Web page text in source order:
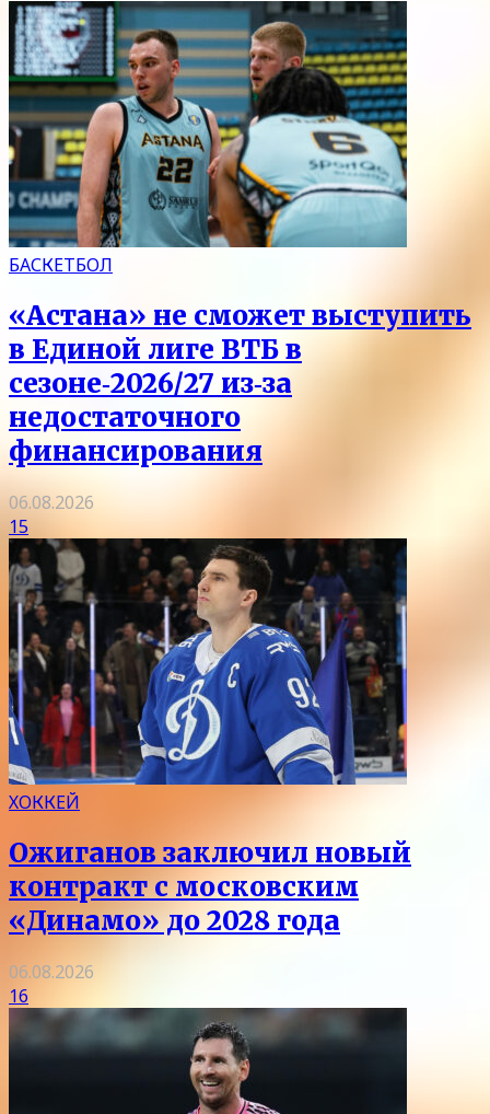
БАСКЕТБОЛ
«Астана» не сможет выступить
в Единой лиге ВТБ в
сезоне‑2026/27 из‑за
недостаточного
финансирования
06.08.2026
15
ХОККЕЙ
Ожиганов заключил новый
контракт с московским
«Динамо» до 2028 года
06.08.2026
16